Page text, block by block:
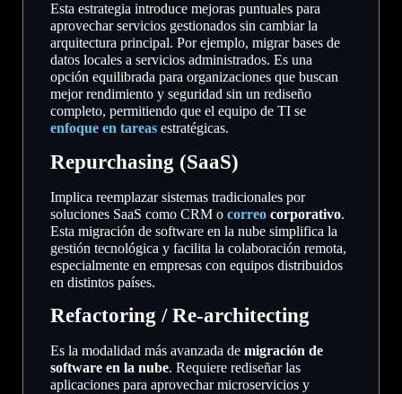
Esta estrategia introduce mejoras puntuales para
aprovechar servicios gestionados sin cambiar la
arquitectura principal. Por ejemplo, migrar bases de
datos locales a servicios administrados. Es una
opción equilibrada para organizaciones que buscan
mejor rendimiento y seguridad sin un rediseño
completo, permitiendo que el equipo de TI se
enfoque en tareas estratégicas.
Repurchasing (SaaS)
Implica reemplazar sistemas tradicionales por
soluciones SaaS como CRM o correo corporativo.
Esta migración de software en la nube simplifica la
gestión tecnológica y facilita la colaboración remota,
especialmente en empresas con equipos distribuidos
en distintos países.
Refactoring / Re-architecting
Es la modalidad más avanzada de migración de
software en la nube. Requiere rediseñar las
aplicaciones para aprovechar microservicios y